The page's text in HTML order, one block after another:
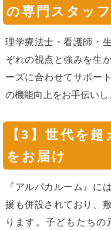
の専門スタッ
理学療法士・看護師・
ぞれの視点と強みを生
ーズに合わせてサポー
の機能向上をお手伝いし
【3】世代を
をお届け
『アルパカルーム』に
援も併設されており、
ります。子どもたちの